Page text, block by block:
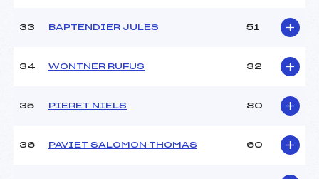
33 BAPTENDIER JULES 51
34 WONTNER RUFUS 32
35 PIERET NIELS 80
36 PAVIET SALOMON THOMAS 60